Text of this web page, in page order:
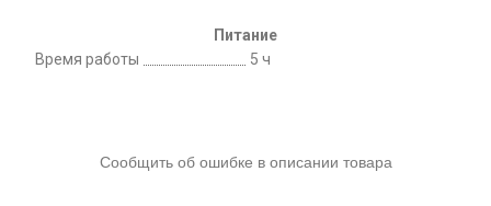
Питание
Время работы
5 ч
Сообщить об ошибке в описании товара